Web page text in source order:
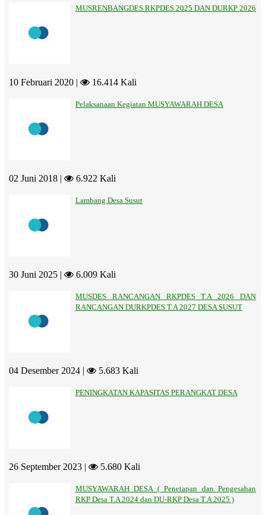
MUSRENBANGDES RKPDES 2025 DAN DURKP 2026
10 Februari 2020 | 16.414 Kali
Pelaksanaan Kegiatan MUSYAWARAH DESA
02 Juni 2018 | 6.922 Kali
Lambang Desa Susut
30 Juni 2025 | 6.009 Kali
MUSDES RANCANGAN RKPDES T.A 2026 DAN
RANCANGAN DURKPDES T.A 2027 DESA SUSUT
04 Desember 2024 | 5.683 Kali
PENINGKATAN KAPASITAS PERANGKAT DESA
26 September 2023 | 5.680 Kali
MUSYAWARAH DESA ( Penetapan dan Pengesahan
RKP Desa T.A 2024 dan DU-RKP Desa T.A 2025 )